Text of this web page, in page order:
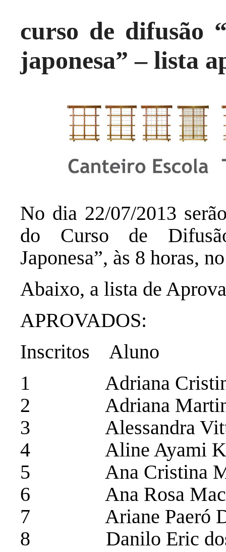
curso de difusão
japonesa” – lista
No dia 22/07/2013
do Curso de
Japonesa”, às 8 horas,
Abaixo, a lista de
APROVADOS:
Inscritos Aluno
1 Adriana Cristina
2 Adriana
3 Alessandra Vitti
4 Aline Ayami
5 Ana Cristina
6 Ana Rosa
7 Ariane Paeró
8 Danilo Eric dos